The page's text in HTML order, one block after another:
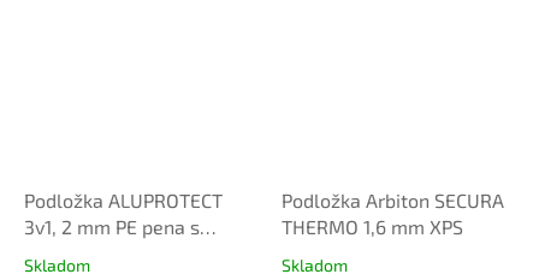
Podložka ALUPROTECT
3v1, 2 mm PE pena s
Skladom
Podložka Arbiton SECURA
THERMO 1,6 mm XPS
Skladom